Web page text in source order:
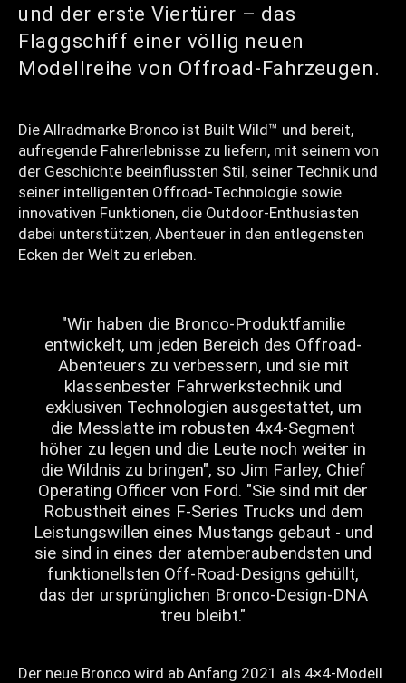
und der erste Viertürer – das
Flaggschiff einer völlig neuen
Modellreihe von Offroad-Fahrzeugen.
Die Allradmarke Bronco ist Built Wild™ und bereit,
aufregende Fahrerlebnisse zu liefern, mit seinem von
der Geschichte beeinflussten Stil, seiner Technik und
seiner intelligenten Offroad-Technologie sowie
innovativen Funktionen, die Outdoor-Enthusiasten
dabei unterstützen, Abenteuer in den entlegensten
Ecken der Welt zu erleben.
"Wir haben die Bronco-Produktfamilie
entwickelt, um jeden Bereich des Offroad-
Abenteuers zu verbessern, und sie mit
klassenbester Fahrwerkstechnik und
exklusiven Technologien ausgestattet, um
die Messlatte im robusten 4x4-Segment
höher zu legen und die Leute noch weiter in
die Wildnis zu bringen", so Jim Farley, Chief
Operating Officer von Ford. "Sie sind mit der
Robustheit eines F-Series Trucks und dem
Leistungswillen eines Mustangs gebaut - und
sie sind in eines der atemberaubendsten und
funktionellsten Off-Road-Designs gehüllt,
das der ursprünglichen Bronco-Design-DNA
treu bleibt."
Der neue Bronco wird ab Anfang 2021 als 4×4-Modell